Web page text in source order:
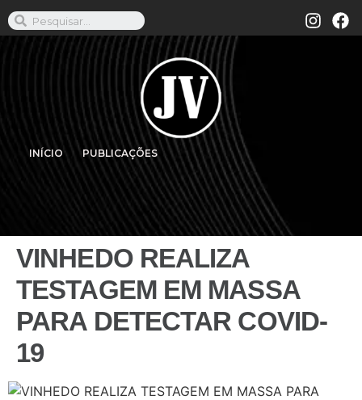
INÍCIO PUBLICAÇÕES
VINHEDO REALIZA
TESTAGEM EM MASSA
PARA DETECTAR COVID-
19